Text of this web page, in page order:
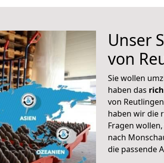
Unser
von
Sie wollen
haben das
von
haben wir die
Fragen wollen,
nach
die passende